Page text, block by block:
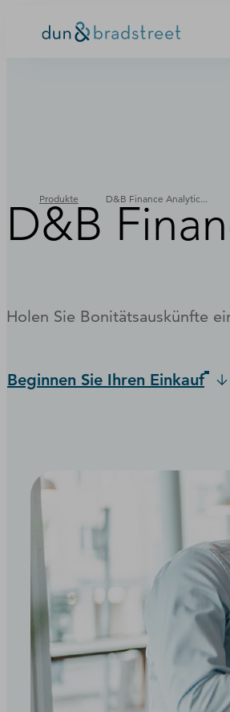
Produkte D&B Finance Analytic...
D&B
Holen Sie Bonitätsauskünfte
Beginnen Sie Ihren Einkauf